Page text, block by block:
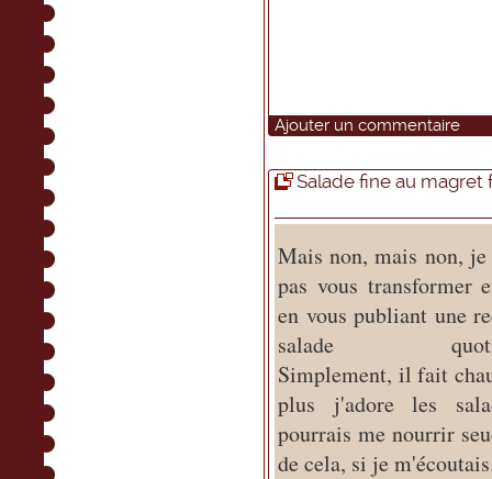
Ajouter un commentaire
Salade fine au magret
Mais non, mais non, je
pas vous transformer
en vous publiant une
salade
Simplement, il fait
plus j'adore les
pourrais me nourrir
de cela, si je